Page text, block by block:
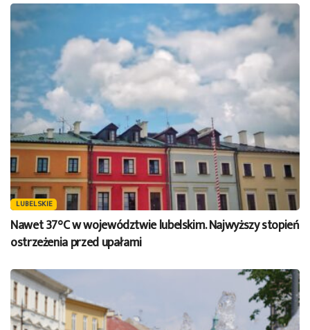
LUBELSKIE
Nawet 37°C w województwie lubelskim. Najwyższy stopień
ostrzeżenia przed upałami